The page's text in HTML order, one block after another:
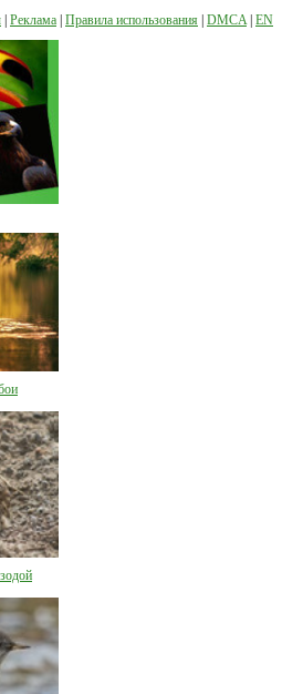
Реклама Правила использования DMCA EN